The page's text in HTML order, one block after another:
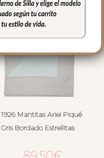
1926 Mantitas Ariel Piqué
Gris Bordado Estrellitas